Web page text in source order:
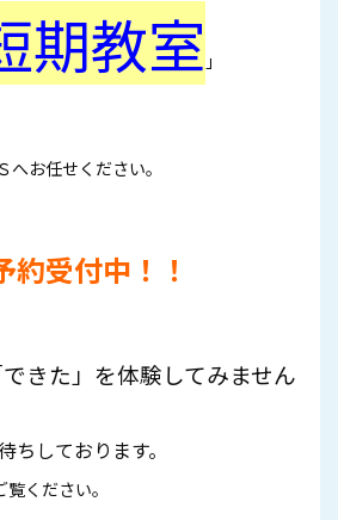
期教室 」
お任せください。
受付中！！
きた」を体験してみません
ちしております。
覧ください。